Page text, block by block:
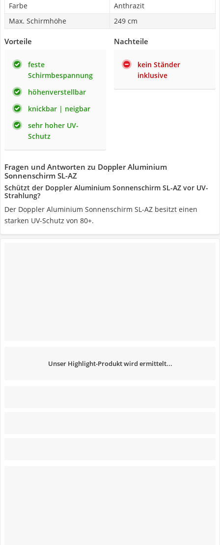
Farbe
Anthrazit
Max. Schirmhöhe
249 cm
Vorteile
feste
Schirmbespannung
höhenverstellbar
knickbar | neigbar
sehr hoher UV-
Schutz
Nachteile
kein Ständer
inklusive
Fragen und Antworten zu Doppler Aluminium
Sonnenschirm SL-AZ
Schützt der Doppler Aluminium Sonnenschirm SL-AZ vor UV-
Strahlung?
Der Doppler Aluminium Sonnenschirm SL-AZ besitzt einen
starken UV-Schutz von 80+.
Unser Highlight-Produkt wird ermittelt...